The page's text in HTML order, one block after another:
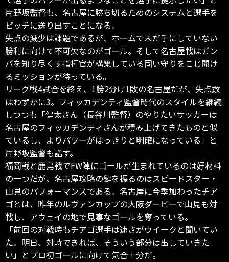
片野坂監督も、名古屋に勝ち切るためのシステムと選手を
ピッチに送り出すことになる。
失点の減少は課題であるが、ホームで未だ手にしていない
勝利に向けて不可欠なのがゴール。そして名古屋戦はガン
バを知り尽くす指揮官が構築している固い守りをこじ開け
るミッションが待っている。
リーグ戦4試合を終え、1勝2分け1敗の名古屋だが、失点数
はわずかに3。フィッカデンティ監督時代のスタイルを継続
しつつも「健太さん（長谷川監督）のやりたいサッカーは
名古屋のフィッカデンティさんが積み上げてきたものと似
ているし、よりパワーがはっきりと明確になっている」と
片野坂監督も話す。
福岡戦と鹿島戦でFW陣にゴールが生まれているのは好材料
の一つだが、名古屋攻略の鍵を握るのはスピードスター・
山見のパフォーマンスである。名古屋に今季加わったチア
ゴとは、昨年のルヴァンカップの大阪ダービーで山見も対
戦し、アウェイの地で見事なゴールを奪っている。
「前回の対戦時もチアゴ選手は速さがウイークと聞いてい
た。明日、対峙できれば、そういう部分は出していきた
い」とプロ初ゴールに向けて気合十分だ。